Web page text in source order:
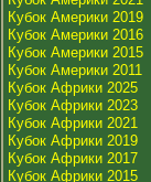
Кубок Америки 2019
Кубок Америки 2016
Кубок Америки 2015
Кубок Америки 2011
Кубок Африки 2025
Кубок Африки 2023
Кубок Африки 2021
Кубок Африки 2019
Кубок Африки 2017
Кубок Африки 2015